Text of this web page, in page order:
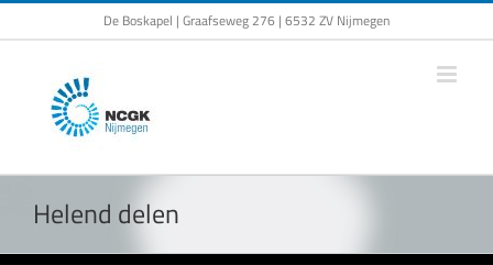
Ga
naar
De Boskapel | Graafseweg 276 | 6532 ZV Nijmegen
Helend delen